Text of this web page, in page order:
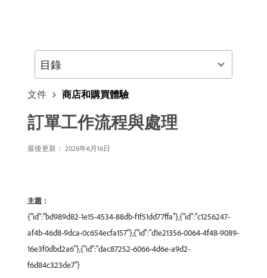
文件 商店和購買體驗
訂單工作流程與處理
最後更新： 2026年6月16日
主題：
{"id":"bd989d82-1e15-4534-88db-f1f51dd77ffa"},{"id":"c1256247-
af4b-46d8-9dca-0c654ecfa157"},{"id":"d1e21356-0064-4f48-9089-
16e3f0dbd2a6"},{"id":"dac87252-6066-4d6e-a9d2-
f6d84c323de7"}
目錄